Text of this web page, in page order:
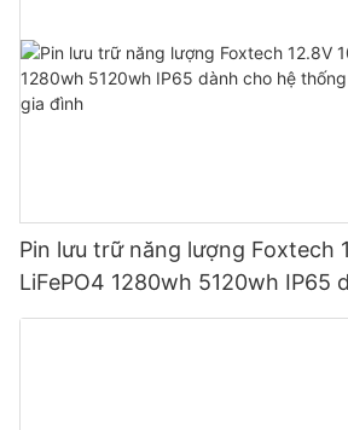
Pin lưu trữ năng lượng Foxtech
LiFePO4 1280wh 5120wh IP65
thống năng lượng mặt trời gia